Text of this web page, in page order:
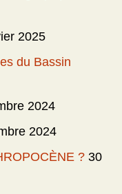
2025
du Bassin
2024
2024
? 30